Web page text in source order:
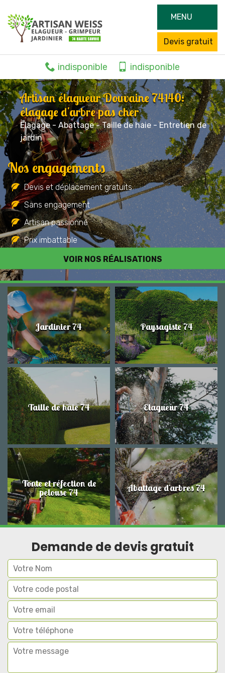
MENU
Devis gratuit
indisponible indisponible
Artisan élagueur Douvaine 74140:
élagage d'arbre pas cher
Elagage - Abattage - Taille de haie - Entretien de
jardin
VOIR NOS RÉALISATIONS
Nos engagements
Devis et déplacement gratuits
Sans engagement
Artisan passionné
Prix imbattable
Travail de qualité
Jardinier 74 Paysagiste 74
Taille de haie 74 Elagueur 74
Tonte et réfection de
pelouse 74 Abattage d'arbres 74
Demande de devis gratuit